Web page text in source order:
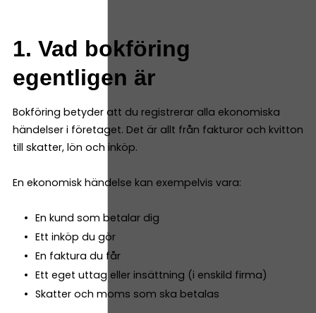
1. Vad bokföring
egentligen är
Bokföring betyder att du registrerar alla ekonomiska
händelser i företaget. Det är allt från fakturor och kvitton
till skatter, lön och inköp.
En ekonomisk händelse kan exempelvis vara:
En kund som betalar dig
Ett inköp du gör
En faktura du får
Ett eget uttag eller insättning (i enskild firma)
Skatter och moms som ska betalas